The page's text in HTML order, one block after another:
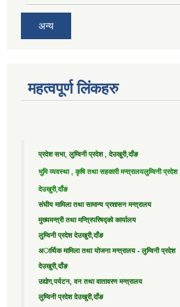
अन्य
महत्वपूर्ण लिंकहरु
प्रदेश सभा, लुम्विनी प्रदेश , देउखुरी,दाँङ
भुमि व्यवस्था , कृषि तथा सहकारी मन्त्रालयलुम्विनी प्रदेश
देउखुरी,दाँङ
संघीय मामिला तथा सामान्य प्रशासन मन्त्रालय
मुख्यमन्त्री तथा मन्त्रिपरिषद्को कार्यालय
लुम्विनी प्रदेश देउखुरी,दाँङ
अार्थिक मामिला तथा योजना मन्त्रालय - लुम्विनी प्रदेश
देउखुरी,दाँङ
उद्याेग,पर्यटन, वन तथा वातावरण मन्त्रालय
लुम्विनी प्रदेश देउखुरी,दाँङ